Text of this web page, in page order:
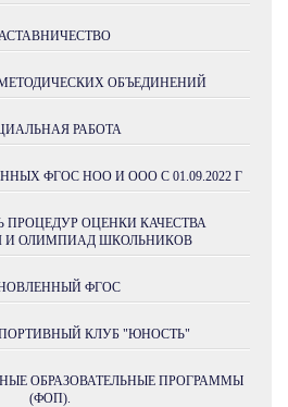
ОБЪЕДИНЕНИЙ
РАБОТА
ФГОС НОО И ООО С 01.09.2022 Г
ПРОЦЕДУР ОЦЕНКИ КАЧЕСТВА
И ОЛИМПИАД ШКОЛЬНИКОВ
ФГОС
КЛУБ "ЮНОСТЬ"
ОБРАЗОВАТЕЛЬНЫЕ ПРОГРАММЫ
(ФОП).